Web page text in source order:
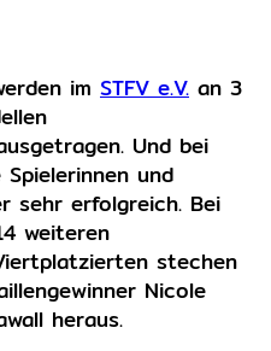
im STFV e.V. an 3
Und bei
und
sehr erfolgreich. Bei
weiteren
stechen
Nicole
heraus.